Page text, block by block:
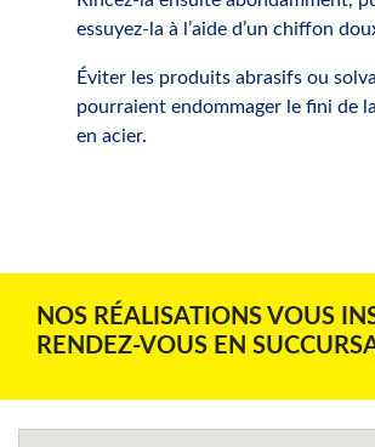
essuyez-la à l’aide d’un chiffon
Éviter les produits abrasifs ou
pourraient endommager le fini de
en acier.
NOS RÉALISATIONS VOUS
RENDEZ-VOUS EN